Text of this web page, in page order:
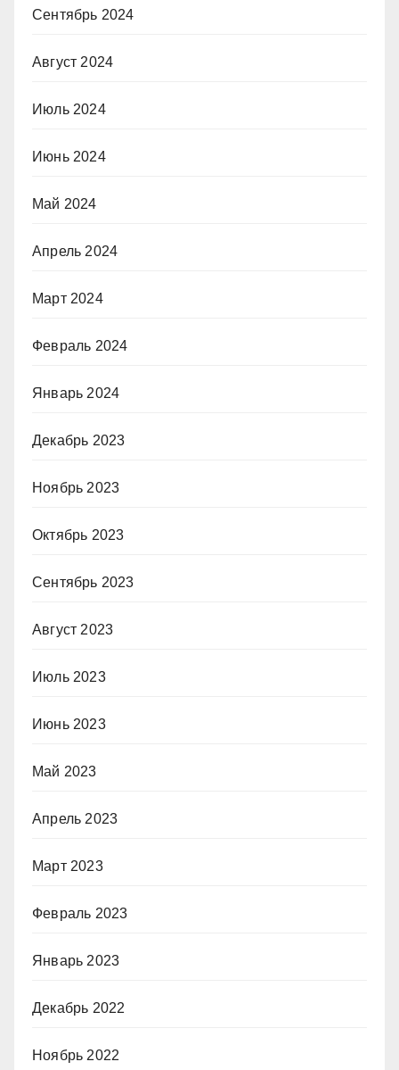
Сентябрь 2024
Август 2024
Июль 2024
Июнь 2024
Май 2024
Апрель 2024
Март 2024
Февраль 2024
Январь 2024
Декабрь 2023
Ноябрь 2023
Октябрь 2023
Сентябрь 2023
Август 2023
Июль 2023
Июнь 2023
Май 2023
Апрель 2023
Март 2023
Февраль 2023
Январь 2023
Декабрь 2022
Ноябрь 2022